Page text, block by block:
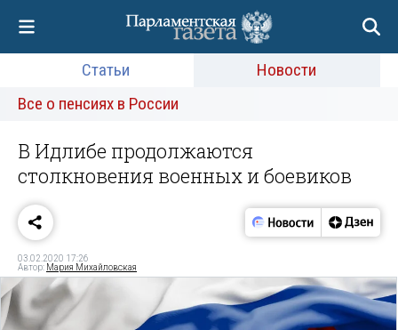
Статьи
Новости
Все о пенсиях в России
В Идлибе продолжаются
столкновения военных и боевиков
03.02.2020 17:26
Автор: Мария Михайловская